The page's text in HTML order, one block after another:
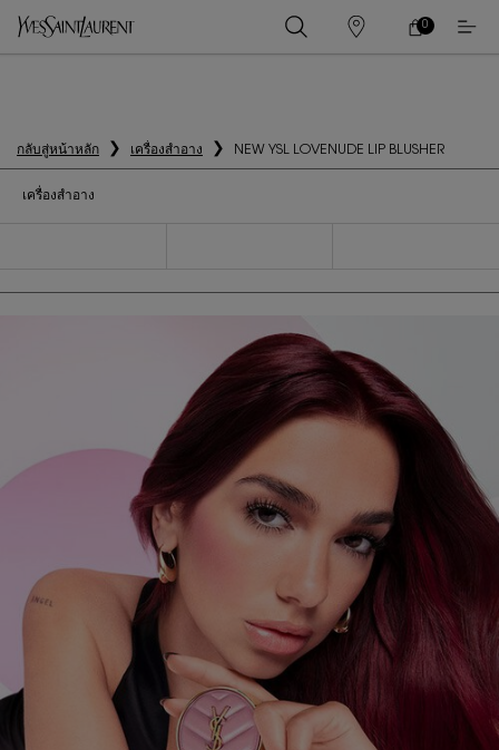
ร้าน
ค้า
ตะกร้า
0
0 PRODUCT IN
กลับสู่หน้าหลัก เครื่องสำอาง NEW YSL LOVENUDE LIP BLUSHER
เครื่องสำอาง